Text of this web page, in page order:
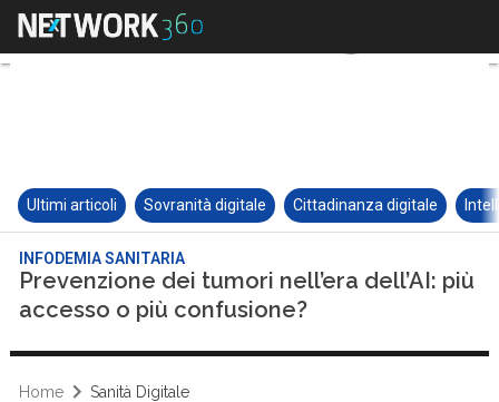
Ultimi articoli Sovranità digitale Cittadinanza digitale
INFODEMIA SANITARIA
Prevenzione dei tumori nell’era dell’AI: più
accesso o più confusione?
Home Sanità Digitale